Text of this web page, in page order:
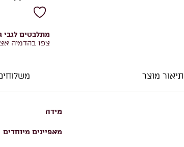
מתלבטים לגבי
צפו בהדמיה
תיאור מוצר
מידה
מאפיינים מיוחדים